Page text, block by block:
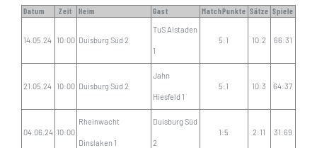
Datum Zeit Heim Gast MatchPunkte Sätze Spiele
14.05.24 10:00 Duisburg Süd 2
TuS Alstaden
1
5:1 10:2 66:31
21.05.24 10:00 Duisburg Süd 2
Jahn
Hiesfeld 1
5:1 10:3 64:37
04.06.24 10:00
Rheinwacht
Dinslaken 1
Duisburg Süd
2
1:5 2:11 31:69